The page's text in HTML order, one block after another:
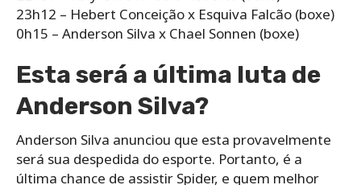
23h12 – Hebert Conceição x Esquiva Falcão (boxe)
0h15 – Anderson Silva x Chael Sonnen (boxe)
Esta será a última luta de
Anderson Silva?
Anderson Silva anunciou que esta provavelmente
será sua despedida do esporte. Portanto, é a
última chance de assistir Spider, e quem melhor